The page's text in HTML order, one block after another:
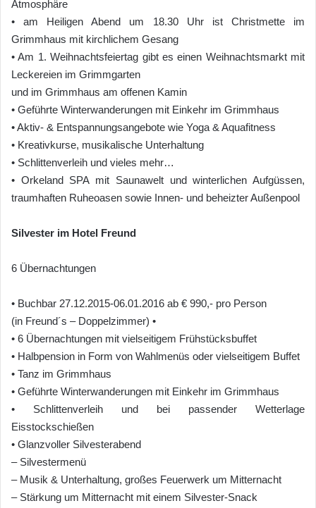
Atmosphäre
• am Heiligen Abend um 18.30 Uhr ist Christmette im
Grimmhaus mit kirchlichem Gesang
• Am 1. Weihnachtsfeiertag gibt es einen Weihnachtsmarkt mit
Leckereien im Grimmgarten
und im Grimmhaus am offenen Kamin
• Geführte Winterwanderungen mit Einkehr im Grimmhaus
• Aktiv- & Entspannungsangebote wie Yoga & Aquafitness
• Kreativkurse, musikalische Unterhaltung
• Schlittenverleih und vieles mehr…
• Orkeland SPA mit Saunawelt und winterlichen Aufgüssen,
traumhaften Ruheoasen sowie Innen- und beheizter Außenpool
Silvester im Hotel Freund
6 Übernachtungen
• Buchbar 27.12.2015-06.01.2016 ab € 990,- pro Person
(in Freund´s – Doppelzimmer) •
• 6 Übernachtungen mit vielseitigem Frühstücksbuffet
• Halbpension in Form von Wahlmenüs oder vielseitigem Buffet
• Tanz im Grimmhaus
• Geführte Winterwanderungen mit Einkehr im Grimmhaus
• Schlittenverleih und bei passender Wetterlage
Eisstockschießen
• Glanzvoller Silvesterabend
– Silvestermenü
– Musik & Unterhaltung, großes Feuerwerk um Mitternacht
– Stärkung um Mitternacht mit einem Silvester-Snack